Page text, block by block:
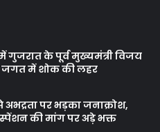
गुजरात के पूर्व मुख्यमंत्री विजय
जगत में शोक की लहर
पर भड़का जनाक्रोश,
की मांग पर अड़े भक्त